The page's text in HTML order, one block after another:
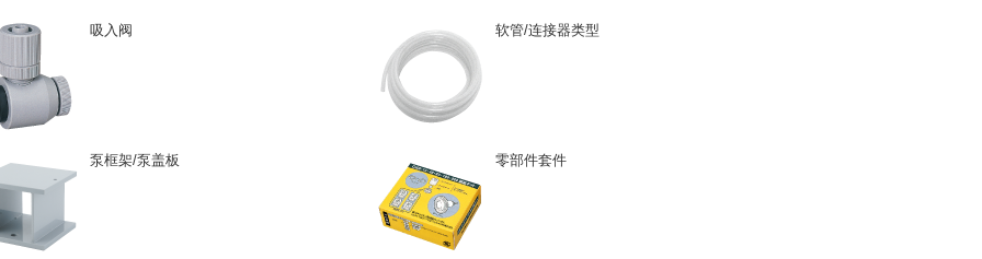
吸入阀 软管/连接器类型
泵框架/泵盖板 零部件套件